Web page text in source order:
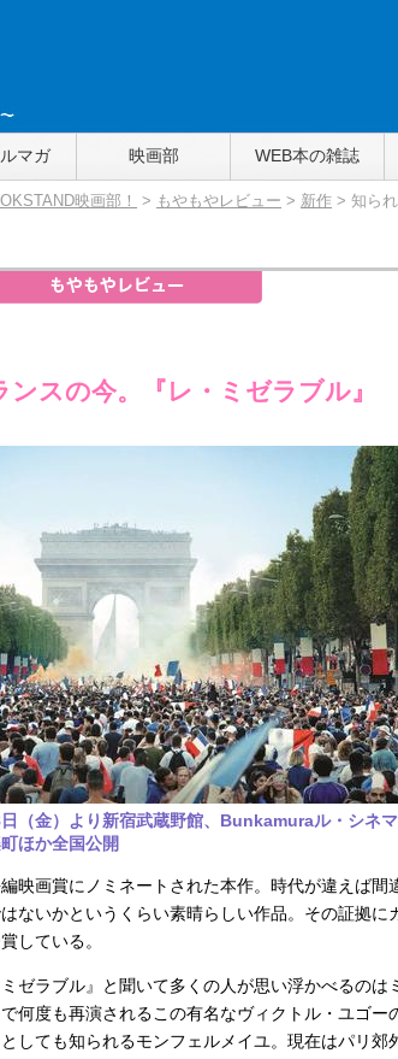
マガ 映画部 WEB本の雑誌
映画部！ > もやもやレビュー > 新作 > 知ら
スの今。『レ・ミゼラブル』
日（金）より新宿武蔵野館、Bunkamuraル・シネ
ほか全国公開
映画賞にノミネートされた本作。時代が違えば間
ないかというくらい素晴らしい作品。その証拠に
している。
ゼラブル』と聞いて多くの人が思い浮かべるのは
何度も再演されるこの有名なヴィクトル・ユゴー
としても知られるモンフェルメイユ。現在はパリ郊